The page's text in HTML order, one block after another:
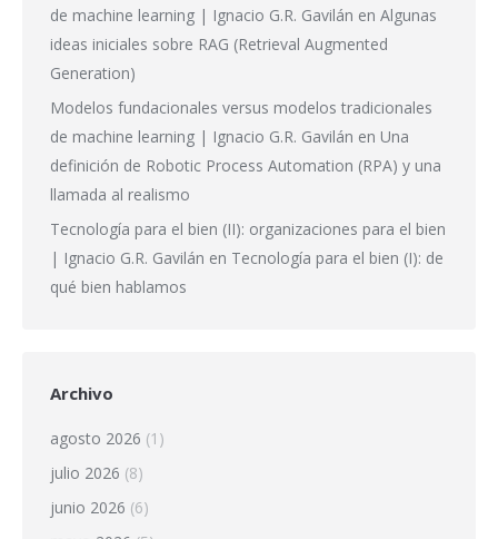
de machine learning | Ignacio G.R. Gavilán en Algunas
ideas iniciales sobre RAG (Retrieval Augmented
Generation)
Modelos fundacionales versus modelos tradicionales
de machine learning | Ignacio G.R. Gavilán en Una
definición de Robotic Process Automation (RPA) y una
llamada al realismo
Tecnología para el bien (II): organizaciones para el bien
| Ignacio G.R. Gavilán en Tecnología para el bien (I): de
qué bien hablamos
Archivo
agosto 2026 (1)
julio 2026 (8)
junio 2026 (6)